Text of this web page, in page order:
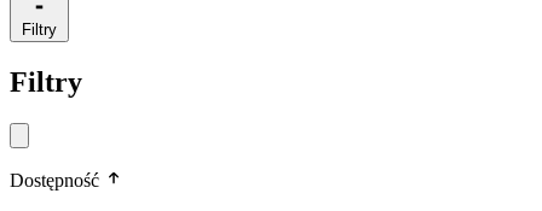
Filtry
Filtry
Dostępność